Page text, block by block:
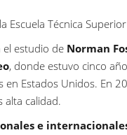
Técnica
estudio de Norman
, donde estuvo cinco
en Estados Unidos. En
alta calidad.
e